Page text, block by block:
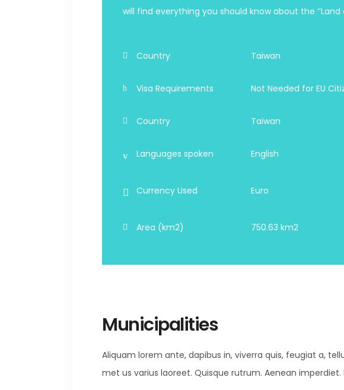
will find everything you should know about the ‘’Land
Country Taiwan
Visa Requirements Not Needed for EU
Country Taiwan
Languages spoken English
Currency Used Euro
Area (km2) 750.63 km2
Municipalities
Aliquam lorem ante, dapibus in, viverra quis, feugiat a,
met us varius laoreet. Quisque rutrum. Aenean imperdiet.